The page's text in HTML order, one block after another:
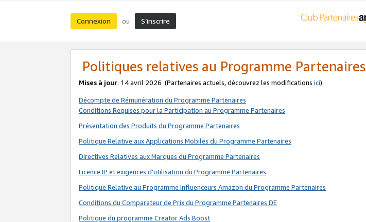
Connexion ou S’inscrire
Politiques relatives au Programme Partenaires
Mises à jour: 14 avril 2026 (Partenaires actuels, découvrez les modifications ici).
Décompte de Rémunération du Programme Partenaires
Conditions Requises pour la Participation au Programme Partenaires
Présentation des Produits du Programme Partenaires
Politique Relative aux Applications Mobiles du Programme Partenaires
Directives Relatives aux Marques du Programme Partenaires
Licence IP et exigences d'utilisation du Programme Partenaires
Politique Relative au Programme Influenceurs Amazon du Programme Partenaires
Conditions du Comparateur de Prix du Programme Partenaires DE
Politique du programme Creator Ads Boost